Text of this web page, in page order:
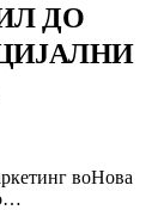
ДО
воНова